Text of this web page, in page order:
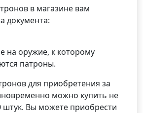
в магазине вам
документа:
на оружие, к которому
патроны.
для приобретения за
можно купить не
штук. Вы можете приобрести